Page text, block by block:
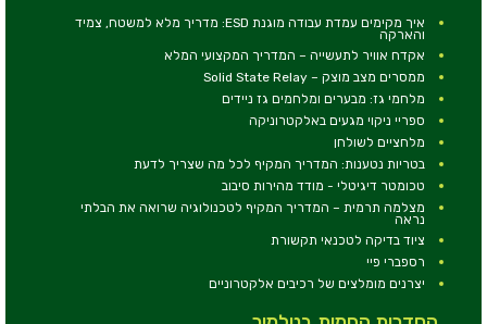
איך מקימים עמדת עבודה מוגנת ESD: מדריך מלא למשטח, צמיד
והארקה
אקדח אוויר לתעשייה – המדריך המקצועי המלא
ממסרים מצב מוצק – Solid State Relay
מלחמי גז: מבערים ומלחמים גז ניידים
ספריי ניקוי מגעים באלקטרוניקה
מלחציים לשולחן
בטריות נטענות: המדריך המקיף לכל מה שצריך לדעת
טכומטר דיגיטלי - מודד מהירות סיבוב
מצלמה תרמית – המדריך המקיף לטכנולוגיה שרואה את הבלתי
נראה
ציוד בדיקה לטכנאי תקשורת
רספברי פיי
יצרנים מומלצים של רכיבים אלקטרוניים